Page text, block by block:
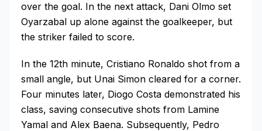
over the goal. In the next attack, Dani Olmo set
Oyarzabal up alone against the goalkeeper, but
the striker failed to score.
In the 12th minute, Cristiano Ronaldo shot from a
small angle, but Unai Simon cleared for a corner.
Four minutes later, Diogo Costa demonstrated his
class, saving consecutive shots from Lamine
Yamal and Alex Baena. Subsequently, Pedro